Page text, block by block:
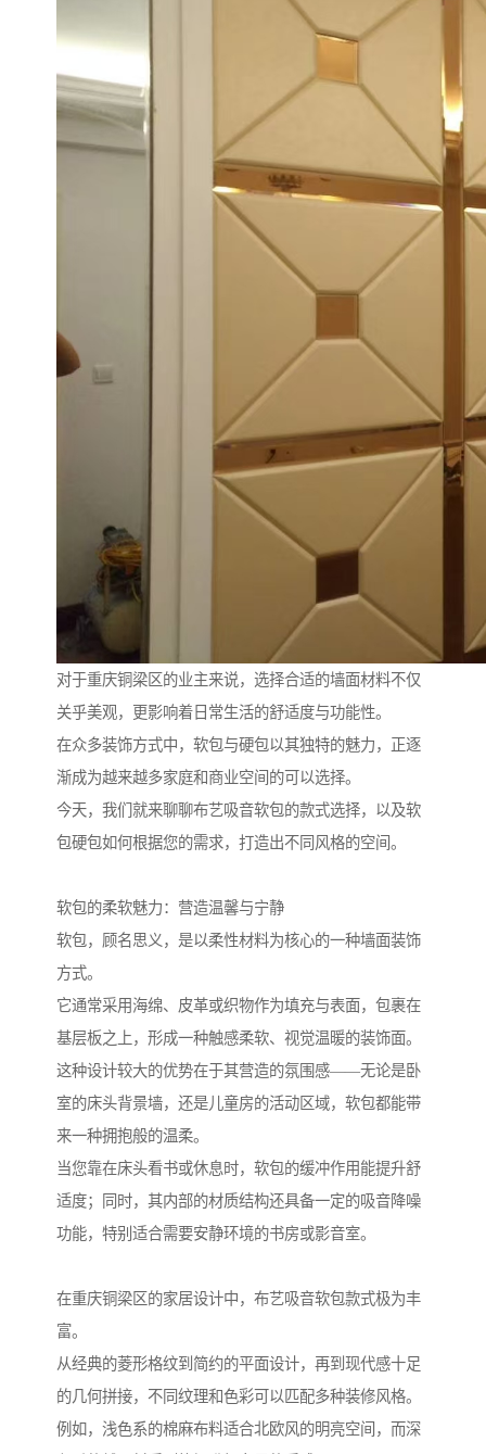
对于重庆铜梁区的业主来说，选择合适的墙面材料不仅
关乎美观，更影响着日常生活的舒适度与功能性。
在众多装饰方式中，软包与硬包以其独特的魅力，正逐
渐成为越来越多家庭和商业空间的可以选择。
今天，我们就来聊聊布艺吸音软包的款式选择，以及软
包硬包如何根据您的需求，打造出不同风格的空间。
软包的柔软魅力：营造温馨与宁静
软包，顾名思义，是以柔性材料为核心的一种墙面装饰
方式。
它通常采用海绵、皮革或织物作为填充与表面，包裹在
基层板之上，形成一种触感柔软、视觉温暖的装饰面。
这种设计较大的优势在于其营造的氛围感——无论是卧
室的床头背景墙，还是儿童房的活动区域，软包都能带
来一种拥抱般的温柔。
当您靠在床头看书或休息时，软包的缓冲作用能提升舒
适度；同时，其内部的材质结构还具备一定的吸音降噪
功能，特别适合需要安静环境的书房或影音室。
在重庆铜梁区的家居设计中，布艺吸音软包款式极为丰
富。
从经典的菱形格纹到简约的平面设计，再到现代感十足
的几何拼接，不同纹理和色彩可以匹配多种装修风格。
例如，浅色系的棉麻布料适合北欧风的明亮空间，而深